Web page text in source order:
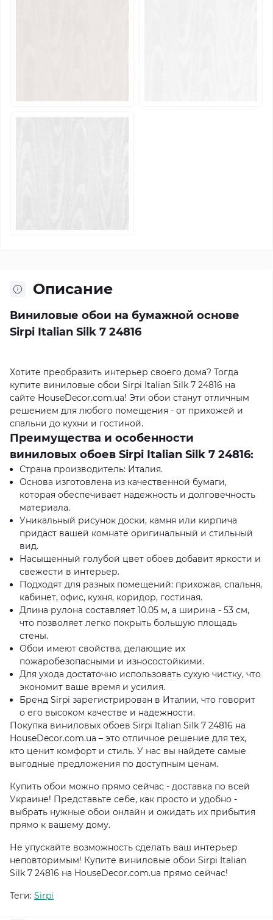
Описание
Виниловые обои на бумажной основе
Sirpi Italian Silk 7 24816
Хотите преобразить интерьер своего дома? Тогда
купите виниловые обои Sirpi Italian Silk 7 24816 на
сайте HouseDecor.com.ua! Эти обои станут отличным
решением для любого помещения - от прихожей и
спальни до кухни и гостиной.
Преимущества и особенности
виниловых обоев Sirpi Italian Silk 7 24816:
Страна производитель: Италия.
Основа изготовлена из качественной бумаги,
которая обеспечивает надежность и долговечность
материала.
Уникальный рисунок доски, камня или кирпича
придаст вашей комнате оригинальный и стильный
вид.
Насыщенный голубой цвет обоев добавит яркости и
свежести в интерьер.
Подходят для разных помещений: прихожая, спальня,
кабинет, офис, кухня, коридор, гостиная.
Длина рулона составляет 10.05 м, а ширина - 53 см,
что позволяет легко покрыть большую площадь
стены.
Обои имеют свойства, делающие их
пожаробезопасными и износостойкими.
Для ухода достаточно использовать сухую чистку, что
экономит ваше время и усилия.
Бренд Sirpi зарегистрирован в Италии, что говорит
о его высоком качестве и надежности.
Покупка виниловых обоев Sirpi Italian Silk 7 24816 на
HouseDecor.com.ua – это отличное решение для тех,
кто ценит комфорт и стиль. У нас вы найдете самые
выгодные предложения по доступным ценам.
Купить обои можно прямо сейчас - доставка по всей
Украине! Представьте себе, как просто и удобно -
выбрать нужные обои онлайн и ожидать их прибытия
прямо к вашему дому.
Не упускайте возможность сделать ваш интерьер
неповторимым! Купите виниловые обои Sirpi Italian
Silk 7 24816 на HouseDecor.com.ua прямо сейчас!
Теги: Sirpi